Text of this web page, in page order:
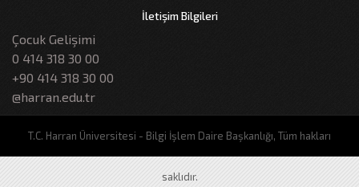
İletişim Bilgileri
Çocuk Gelişimi
0 414 318 30 00
+90 414 318 30 00
@harran.edu.tr
T.C. Harran Üniversitesi - Bilgi İşlem Daire Başkanlığı, Tüm hakları
saklıdır.